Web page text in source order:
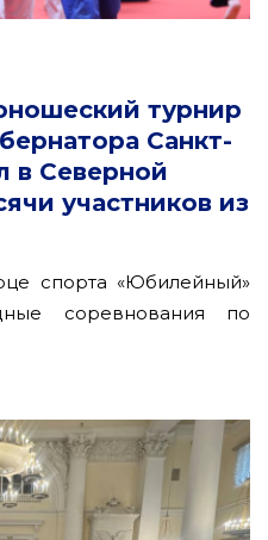
турнир
Санкт-
в Северной
участников из
спорта «Юбилейный»
соревнования по